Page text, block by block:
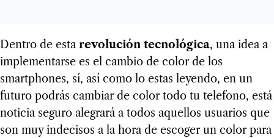
Dentro de esta revolución tecnológica, una idea a
implementarse es el cambio de color de los
smartphones, sí, así como lo estas leyendo, en un
futuro podrás cambiar de color todo tu telefono, está
noticia seguro alegrará a todos aquellos usuarios que
son muy indecisos a la hora de escoger un color para